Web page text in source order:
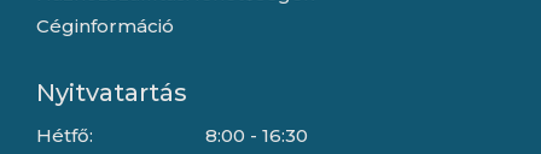
Céginformáció
Nyitvatartás
Hétfő:
8:00 - 16:30